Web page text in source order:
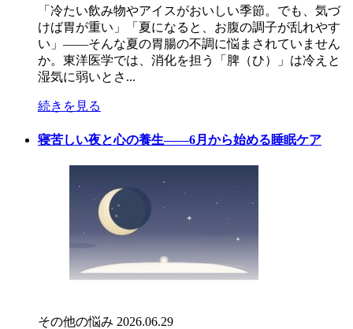
「冷たい飲み物やアイスがおいしい季節。でも、気づ
けば胃が重い」「夏になると、お腹の調子が乱れやす
い」――そんな夏の胃腸の不調に悩まされていません
か。東洋医学では、消化を担う「脾（ひ）」は冷えと
湿気に弱いとさ...
続きを見る
寝苦しい夜と心の養生――6月から始める睡眠ケア
その他の悩み 2026.06.29